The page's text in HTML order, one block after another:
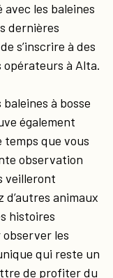
avec les baleines
dernières
s’inscrire à des
opérateurs à Alta.
à bosse
également
temps que vous
observation
veilleront
d’autres animaux
histoires
les
qui reste un
de profiter du